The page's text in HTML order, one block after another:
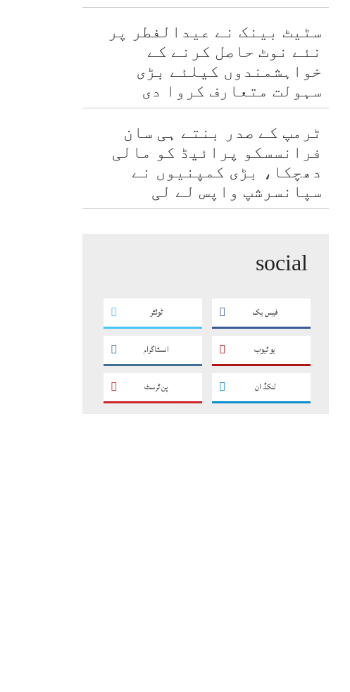
سٹیٹ بینک نے عیدالفطر پر
نئے نوٹ حاصل کرنے کے
خواہشمندوں کیلئے بڑی
سہولت متعارف کروا دی
ٹرمپ کے صدر بنتے ہی سان
فرانسسکو پرائیڈ کو مالی
دھچکا، بڑی کمپنیوں نے
سپانسرشپ واپس لے لی
social
فیس بک ٹوئٹر
یو ٹیوب انسٹاگرام
لنکڈ ان پن ٹرسٹ